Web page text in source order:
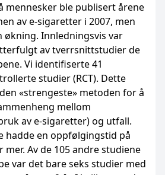
mennesker ble publisert årene
av e-sigaretter i 2007, men
økning. Innledningsvis var
av tverrsnittstudier de
Vi identifiserte 41
studier (RCT). Dette
«strengeste» metoden for å
mellom
av e-sigaretter) og utfall.
hadde en oppfølgingstid på
mer. Av de 105 andre studiene
var det bare seks studier med